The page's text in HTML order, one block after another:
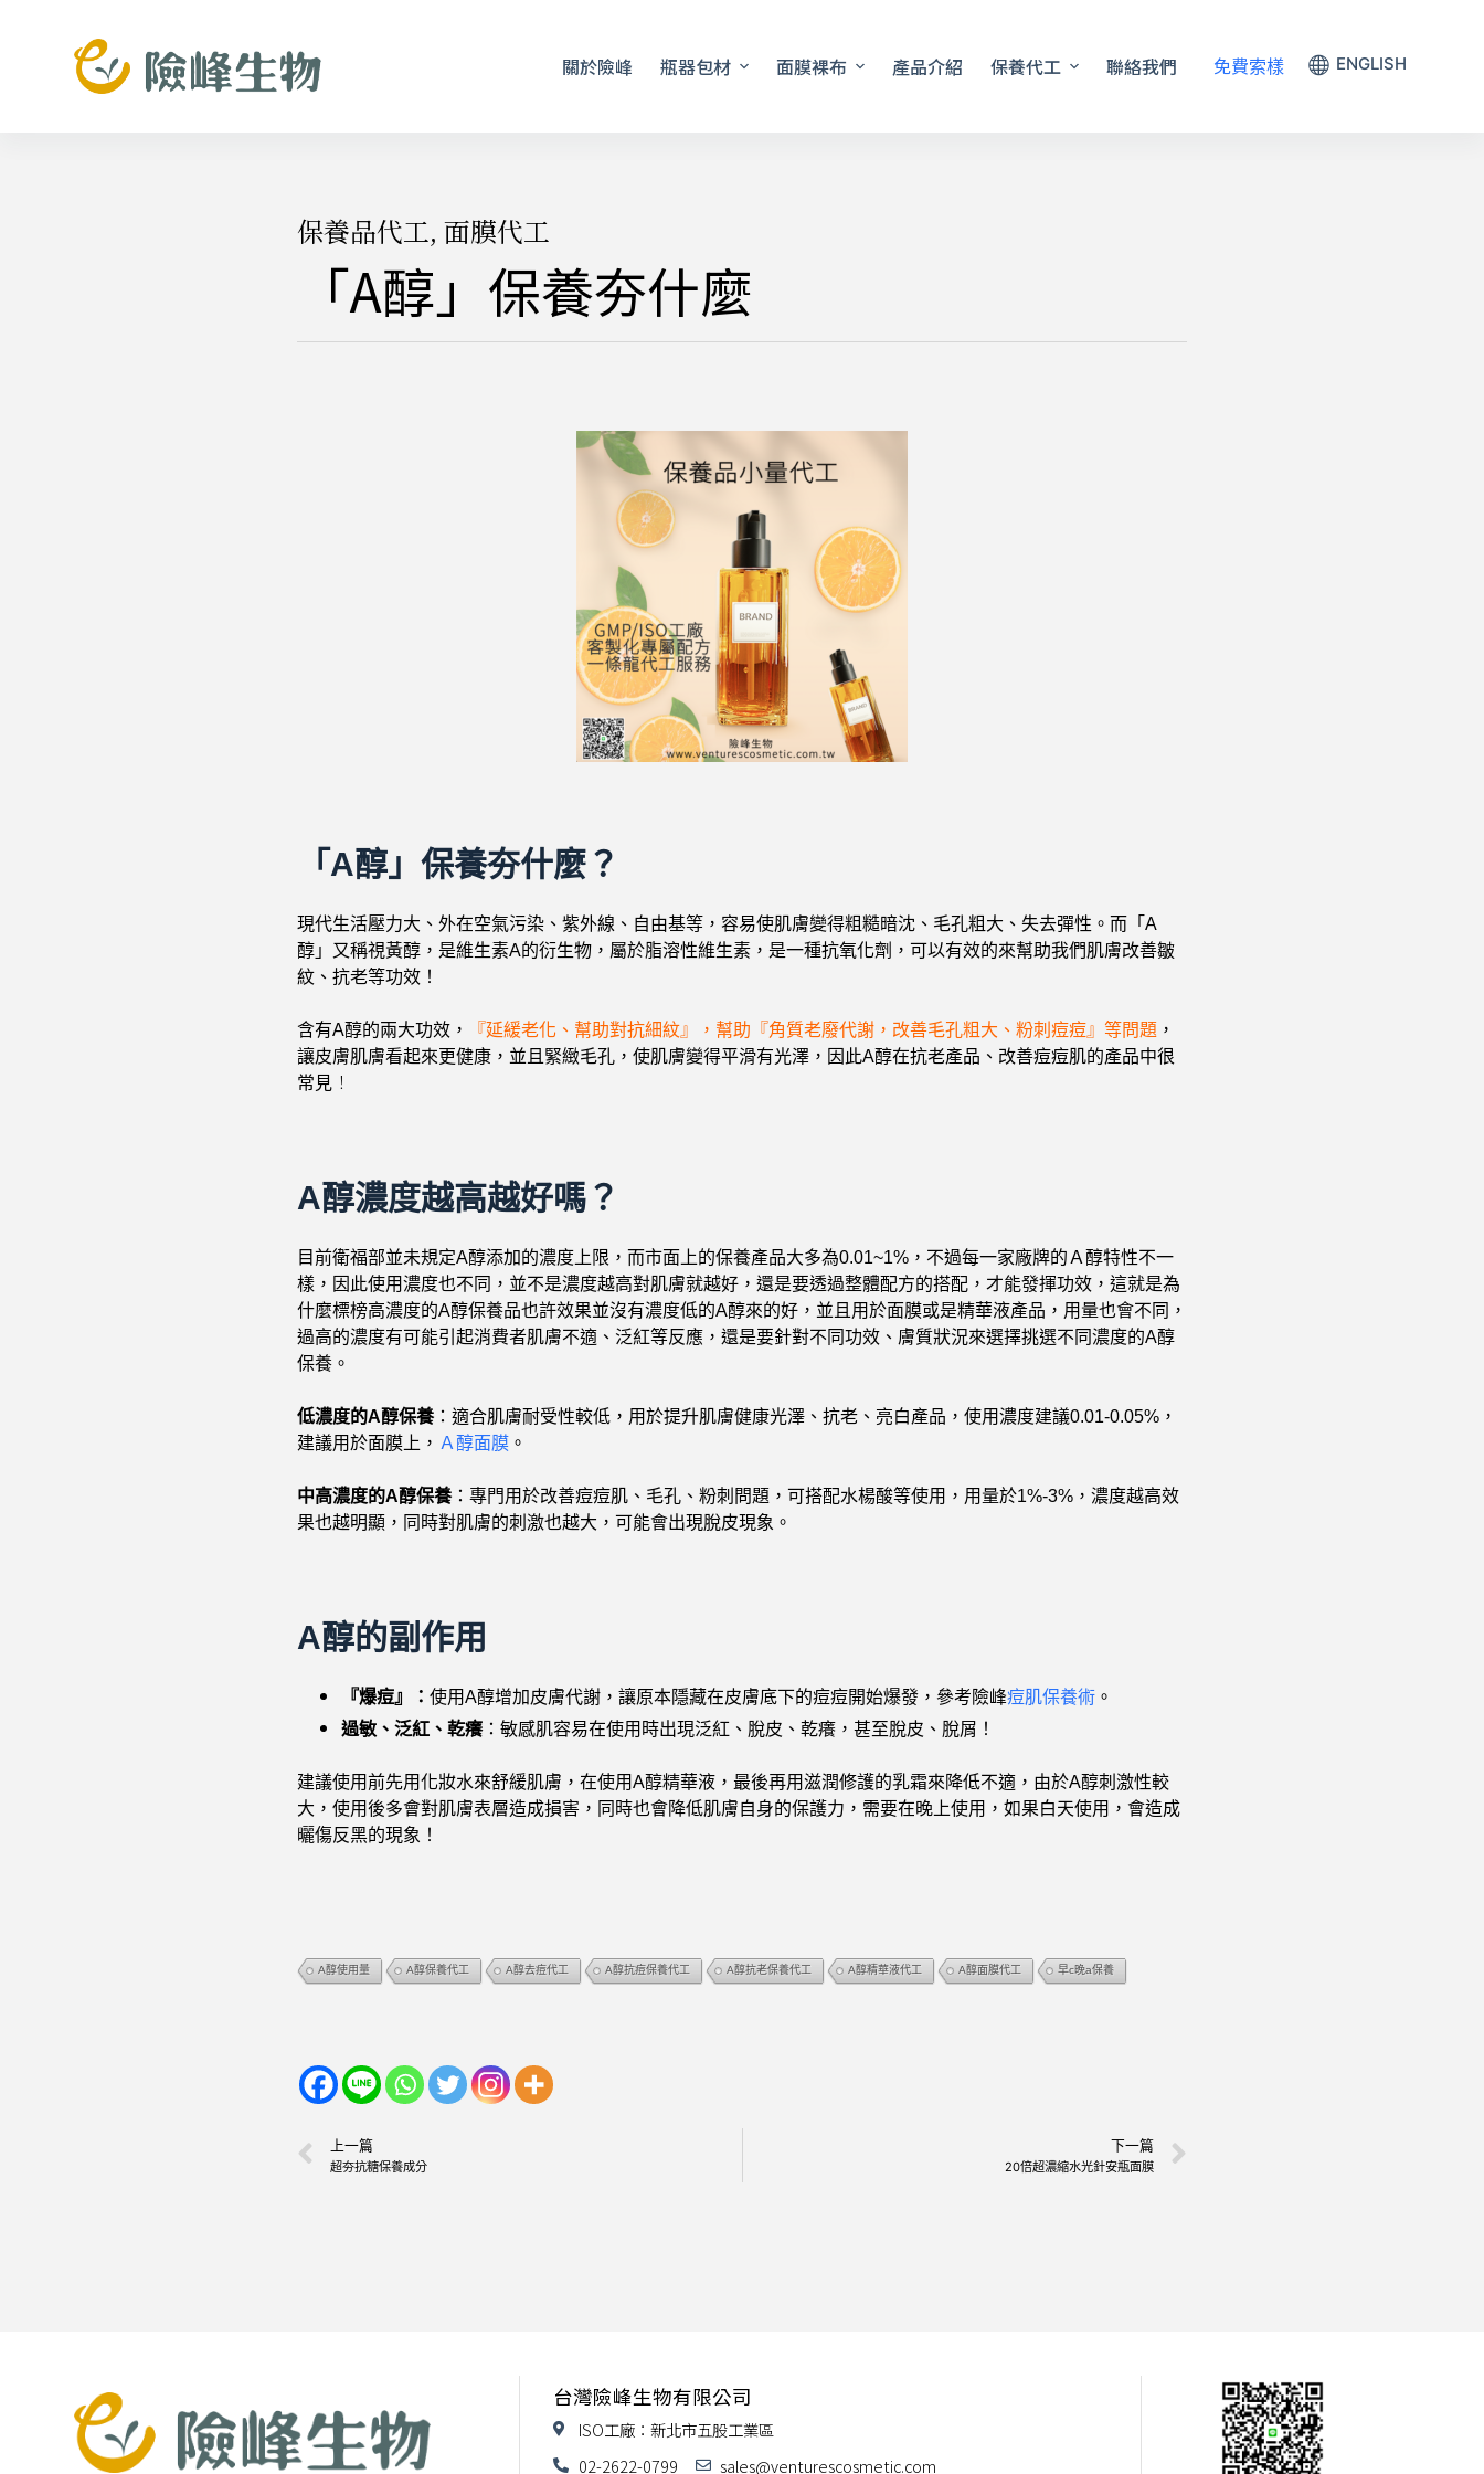
關於險峰 瓶器包材 面膜裸布 產品介紹 保養代工 聯絡我們 免費索樣 ENGLISH
保養品代工, 面膜代工
「A醇」保養夯什麼
「A醇」保養夯什麼？
現代生活壓力大、外在空氣污染、紫外線、自由基等，容易使肌膚變得粗糙暗沈、毛孔粗大、失去彈性。而「A
醇」又稱視黃醇，是維生素A的衍生物，屬於脂溶性維生素，是一種抗氧化劑，可以有效的來幫助我們肌膚改善皺
紋、抗老等功效！
含有A醇的兩大功效， 『延緩老化、幫助對抗細紋』，幫助『角質老廢代謝，改善毛孔粗大、粉刺痘痘』等問題 ，
讓皮膚肌膚看起來更健康，並且緊緻毛孔，使肌膚變得平滑有光澤，因此A醇在抗老產品、改善痘痘肌的產品中很
常見！
A醇濃度越高越好嗎？
目前衛福部並未規定A醇添加的濃度上限，而市面上的保養產品大多為0.01~1%，不過每一家廠牌的Ａ醇特性不一
樣，因此使用濃度也不同，並不是濃度越高對肌膚就越好，還是要透過整體配方的搭配，才能發揮功效，這就是為
什麼標榜高濃度的A醇保養品也許效果並沒有濃度低的A醇來的好，並且用於面膜或是精華液產品，用量也會不同，
過高的濃度有可能引起消費者肌膚不適、泛紅等反應，還是要針對不同功效、膚質狀況來選擇挑選不同濃度的A醇
保養。
低濃度的A醇保養：適合肌膚耐受性較低，用於提升肌膚健康光澤、抗老、亮白產品，使用濃度建議0.01-0.05%，
建議用於面膜上， Ａ醇面膜。
中高濃度的A醇保養：專門用於改善痘痘肌、毛孔、粉刺問題，可搭配水楊酸等使用，用量於1%-3%， 濃度越高效
果也越明顯，同時對肌膚的刺激也越大，可能會出現脫皮現象。
A醇的副作用
『爆痘』： 使用A醇增加皮膚代謝，讓原本隱藏在皮膚底下的痘痘開始爆發，參考險峰痘肌保養術。
過敏、泛紅、乾癢： 敏感肌容易在使用時出現泛紅、脫皮、乾癢，甚至脫皮、脫屑！
建議使用前先用化妝水來舒緩肌膚，在使用A醇精華液，最後再用滋潤修護的乳霜來降低不適，由於A醇刺激性較
大，使用後多會對肌膚表層造成損害，同時也會降低肌膚自身的保護力，需要在晚上使用，如果白天使用，會造成
曬傷反黑的現象！
A醇使用量 A醇保養代工 A醇去痘代工 A醇抗痘保養代工 A醇抗老保養代工 A醇精華液代工 A醇面膜代工 早c晚a保養
上一篇
超夯抗糖保養成分
下一篇
20倍超濃縮水光針安瓶面膜
台灣險峰生物有限公司
ISO工廠：新北市五股工業區
02-2622-0799
sales@venturescosmetic.com